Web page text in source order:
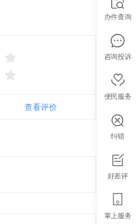
智能导办
查看评价
办件查询
咨询投诉
便民服务
纠错
好差评
掌上服务